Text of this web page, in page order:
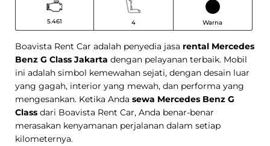
5.461 4 Warna
Boavista Rent Car adalah penyedia jasa rental Mercedes
Benz G Class Jakarta dengan pelayanan terbaik. Mobil
ini adalah simbol kemewahan sejati, dengan desain luar
yang gagah, interior yang mewah, dan performa yang
mengesankan. Ketika Anda sewa Mercedes Benz G
Class dari Boavista Rent Car, Anda benar-benar
merasakan kenyamanan perjalanan dalam setiap
kilometernya.